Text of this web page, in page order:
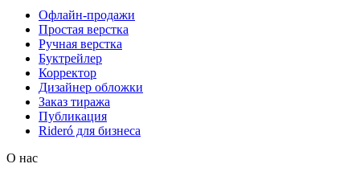
Офлайн-продажи
Простая верстка
Ручная верстка
Буктрейлер
Корректор
Дизайнер обложки
Заказ тиража
Публикация
Rideró для бизнеса
О нас